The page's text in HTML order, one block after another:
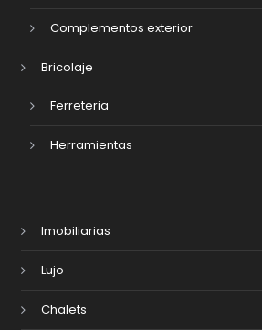
Complementos exterior
Bricolaje
Ferreteria
Herramientas
Imobiliarias
Lujo
Chalets